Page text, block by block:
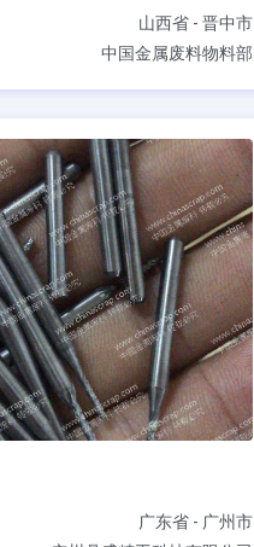
山西省 - 晋中市
中国金属废料物料部
广东省 - 广州市